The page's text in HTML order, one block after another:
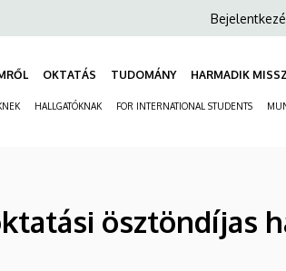
Anonim
fiók
OKTATÁS TUDOMÁNY HARMADIK
HALLGATÓKNAK FOR INTERNATIONAL STUDENTS
ösztöndíjas